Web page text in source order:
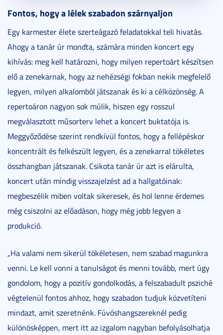
Fontos, hogy a lélek szabadon szárnyaljon
Egy karmester élete szerteágazó feladatokkal teli hivatás.
Ahogy a tanár úr mondta, számára minden koncert egy
kihívás: meg kell határozni, hogy milyen repertoárt készítsen
elő a zenekarnak, hogy az nehézségi fokban nekik megfelelő
legyen, milyen alkalomból játszanak és ki a célközönség. A
repertoáron nagyon sok múlik, hiszen egy rosszul
megválasztott műsorterv lehet a koncert buktatója is.
Meggyőződése szerint rendkívül fontos, hogy a fellépéskor
koncentrált és felkészült legyen, és a zenekarral tökéletes
összhangban játszanak. Csikota tanár úr azt is elárulta,
koncert után mindig visszajelzést ad a hallgatóinak:
megbeszélik miben voltak sikeresek, és hol lenne érdemes
még csiszolni az előadáson, hogy még jobb legyen a
produkció.
„Ha valami nem sikerül tökéletesen, nem szabad magunkra
venni. Le kell vonni a tanulságot és menni tovább, mert úgy
gondolom, hogy a pozitív gondolkodás, a felszabadult psziché
végtelenül fontos ahhoz, hogy szabadon tudjuk közvetíteni
mindazt, amit szeretnénk. Fúvóshangszereknél pedig
különösképpen, mert itt az izgalom nagyban befolyásolhatja